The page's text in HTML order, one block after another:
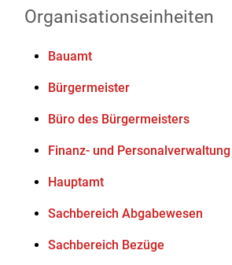
Organisationseinheiten
Bauamt
Bürgermeister
Büro des Bürgermeisters
Finanz- und Personalverwaltung
Hauptamt
Sachbereich Abgabewesen
Sachbereich Bezüge